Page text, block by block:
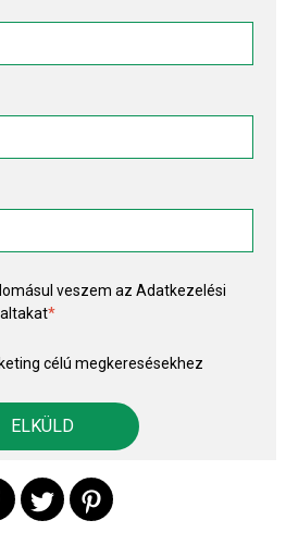
veszem azAdatkezelési
*
célú megkeresésekhez